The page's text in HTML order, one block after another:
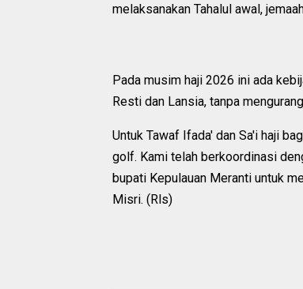
melaksanakan Tahalul awal,
Pada musim haji 2026 ini ada
Resti dan Lansia, tanpa
Untuk Tawaf Ifada' dan Sa'i haji
golf. Kami telah berkoordinasi
bupati Kepulauan Meranti untuk
Misri. (Rls)